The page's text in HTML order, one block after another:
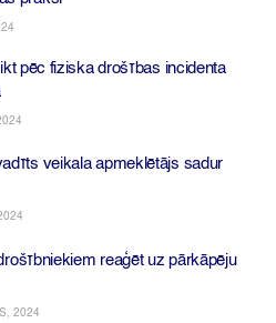
pēc fiziska drošības incidenta
veikala apmeklētājs sadur
reaģēt uz pārkāpēju
2024